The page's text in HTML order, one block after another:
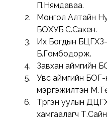
П.Нямдаваа.
Монгол Алтайн
БОХУБ С.Сакен.
Их Богдын БЦГХЗ-
Б.Гомбодорж.
Завхан аймгийн
Увс аймгийн
мэргэжилтэн
Түргэн уулын
хамгаалагч